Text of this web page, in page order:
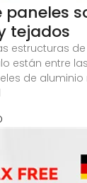
paneles
tejados
estructuras
están entre
de